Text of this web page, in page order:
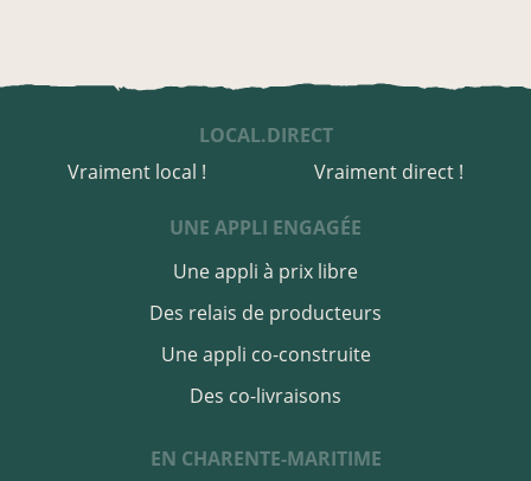
LOCAL.DIRECT
Vraiment local !
Vraiment direct !
UNE APPLI ENGAGÉE
Une appli à prix libre
Des relais de producteurs
Des co-livraisons
Une appli co-construite
EN CHARENTE-MARITIME